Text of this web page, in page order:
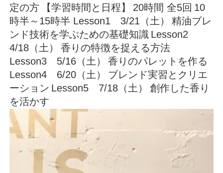
定の方
【学習時間と日程】 20時間 全5回 10
時半～15時半 Lesson1 3/21（土）
精油ブレ
ンド技術を学ぶための基礎知識 Lesson2
4/18（土）
香りの特徴を捉える方法
Lesson3 5/16（土）
香りのパレットを作る
Lesson4 6/20（土）
ブレンド実習とクリエ
ーション Lesson5 7/18（土）
創作した香り
を活かす